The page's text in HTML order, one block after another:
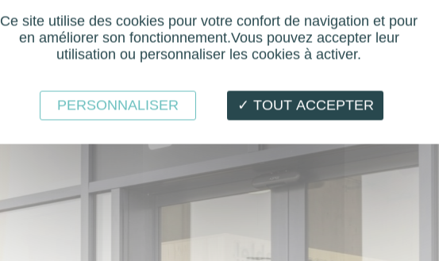
l'extérieur
Ce site utilise des cookies pour votre confort de navigation et pour
en améliorer son fonctionnement.Vous pouvez accepter leur
utilisation ou personnaliser les cookies à activer.
✓ TOUT ACCEPTER
PERSONNALISER